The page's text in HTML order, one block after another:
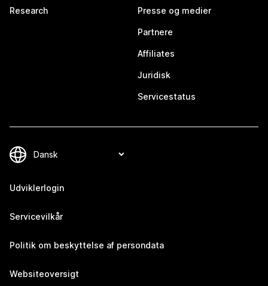
Research Presse og medier
Partnere
Affiliates
Juridisk
Servicestatus
Udviklerlogin
Servicevilkår
Politik om beskyttelse af persondata
Websiteoversigt